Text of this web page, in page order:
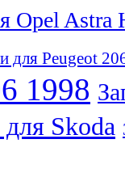
Opel Astra
для Peugeot
1998
Skoda